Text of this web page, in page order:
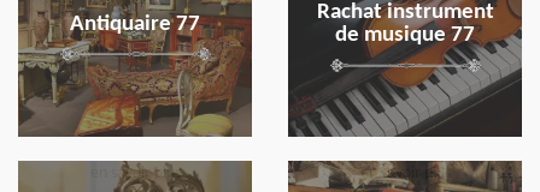
Antiquaire 77
Rachat instrument
de musique 77
en savoir plus en savoir plus